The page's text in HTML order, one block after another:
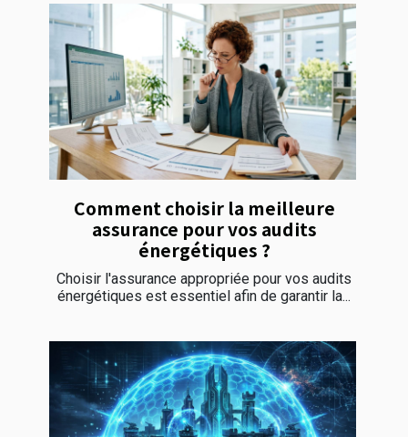
Comment choisir la meilleure
assurance pour vos audits
énergétiques ?
Choisir l'assurance appropriée pour vos audits
énergétiques est essentiel afin de garantir la...